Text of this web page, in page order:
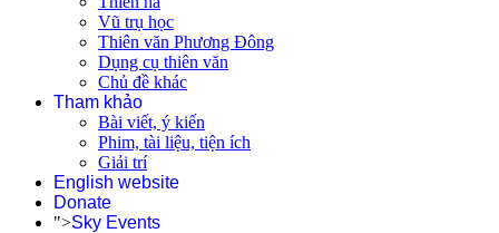
Vũ trụ học
Thiên văn Phương Đông
Dụng cụ thiên văn
Chủ đề khác
Tham khảo
Bài viết, ý kiến
Phim, tài liệu, tiện ích
Giải trí
English website
Donate
">Sky Events